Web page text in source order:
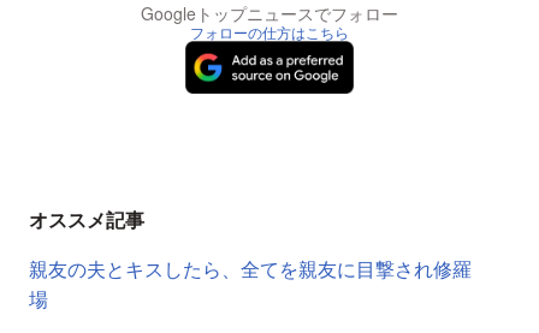
Googleトップニュースでフォロー
フォローの仕方はこちら
オススメ記事
親友の夫とキスしたら、全てを親友に目撃され修羅
場